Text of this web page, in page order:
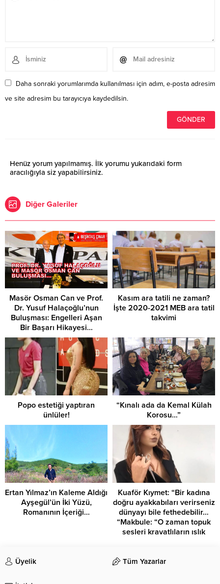
Daha sonraki yorumlarımda kullanılması için adım, e-posta adresim
ve site adresim bu tarayıcıya kaydedilsin.
Henüz yorum yapılmamış. İlk yorumu yukarıdaki form
aracılığıyla siz yapabilirsiniz.
Diğer Galeriler
Masör Osman Can ve Prof.
Dr. Yusuf Halaçoğlu’nun
Buluşması: Engelleri Aşan
Bir Başarı Hikayesi…
Kasım ara tatili ne zaman?
İşte 2020-2021 MEB ara tatil
takvimi
Popo estetiği yaptıran
ünlüler!
“Kınalı ada da Kemal Külah
Korosu…”
Ertan Yılmaz’ın Kaleme Aldığı
Ayşegül’ün İki Yüzü,
Romanının İçeriği…
Kuaför Kıymet: “Bir kadına
doğru ayakkabıları verirseniz
dünyayı bile fethedebilir…
“Makbule: “O zaman topuk
sesleri kravatlıların ıslık
Üyelik Tüm Yazarlar